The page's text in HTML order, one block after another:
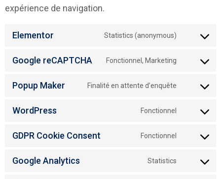
expérience de navigation.
Elementor Statistics (anonymous)
Google reCAPTCHA Fonctionnel, Marketing
Popup Maker Finalité en attente d’enquête
WordPress Fonctionnel
GDPR Cookie Consent Fonctionnel
Google Analytics Statistics